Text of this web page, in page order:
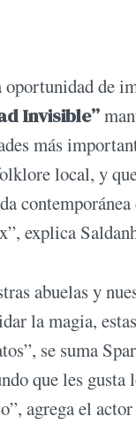
oportunidad de
Invisible”
más
local, y
explica
abuelas y
la magia,
se suma
que les
agrega el